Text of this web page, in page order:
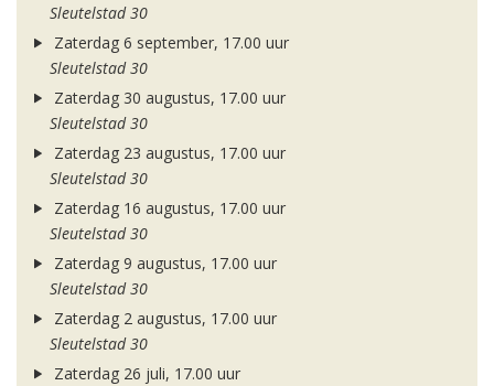
Sleutelstad 30
Zaterdag 6 september, 17.00 uur
Sleutelstad 30
Zaterdag 30 augustus, 17.00 uur
Sleutelstad 30
Zaterdag 23 augustus, 17.00 uur
Sleutelstad 30
Zaterdag 16 augustus, 17.00 uur
Sleutelstad 30
Zaterdag 9 augustus, 17.00 uur
Sleutelstad 30
Zaterdag 2 augustus, 17.00 uur
Sleutelstad 30
Zaterdag 26 juli, 17.00 uur